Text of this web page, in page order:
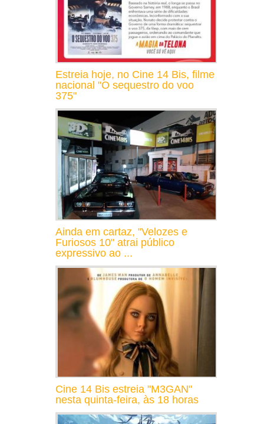
Estreia hoje, no Cine 14 Bis, filme
nacional "O sequestro do voo
375"
Ainda em cartaz, "Velozes e
Furiosos 10" atrai público
expressivo ao ...
Cine 14 Bis estreia "M3GAN"
nesta quinta-feira, às 18 horas